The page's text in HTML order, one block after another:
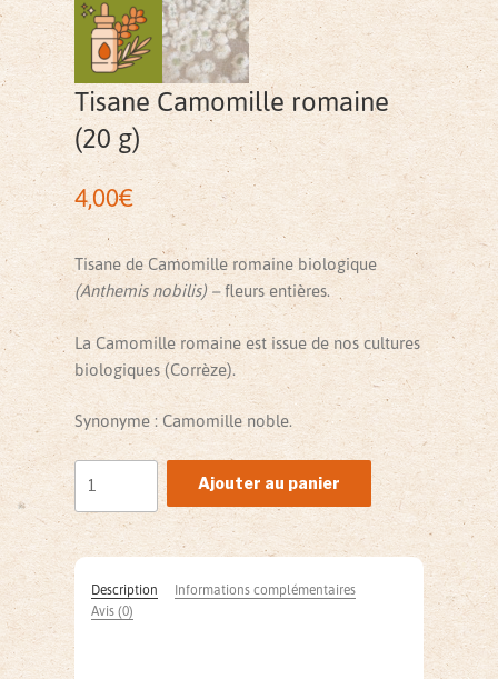
Tisane Camomille romaine
(20 g)
4,00€
Tisane de Camomille romaine biologique
(Anthemis nobilis) –fleurs entières.
La Camomille romaine est issue de nos cultures
biologiques (Corrèze).
Synonyme : Camomille noble.
Tisane
Camomille
romaine
(20
Ajouter au panier
Description
Informations complémentaires
Avis (0)